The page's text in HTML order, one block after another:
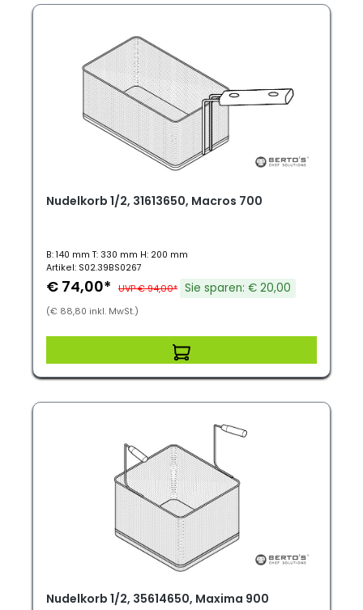
Nudelkorb 1/2, 31613650, Macros 700
B: 140 mm T: 330 mm H: 200 mm
Artikel: S02.39BS0267
€ 74,00* UVP € 94,00* Sie sparen: € 20,00
(€ 88,80 inkl. MwSt.)
Nudelkorb 1/2, 35614650, Maxima 900